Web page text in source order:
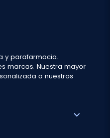
y parafarmacia.
marcas. Nuestra mayor
a nuestros
expand_more